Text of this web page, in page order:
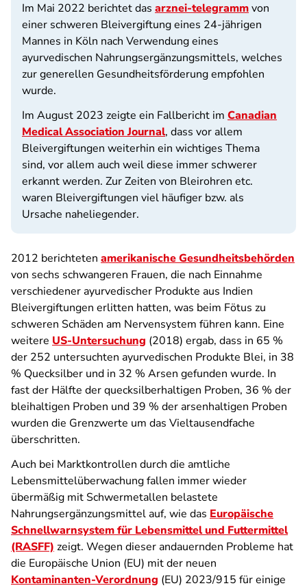
Im Mai 2022 berichtet das arznei-telegrammvon
einer schweren Bleivergiftung eines 24-jährigen
Mannes in Köln nach Verwendung eines
ayurvedischen Nahrungsergänzungsmittels, welches
zur generellen Gesundheitsförderung empfohlen
wurde.
Im August 2023 zeigte ein Fallbericht im Canadian
Medical Association Journal, dass vor allem
Bleivergiftungen weiterhin ein wichtiges Thema
sind, vor allem auch weil diese immer schwerer
erkannt werden. Zur Zeiten von Bleirohren etc.
waren Bleivergiftungen viel häufiger bzw. als
Ursache naheliegender.
2012 berichteten amerikanische Gesundheitsbehörden
von sechs schwangeren Frauen, die nach Einnahme
verschiedener ayurvedischer Produkte aus Indien
Bleivergiftungen erlitten hatten, was beim Fötus zu
schweren Schäden am Nervensystem führen kann. Eine
weitere US-Untersuchung (2018) ergab, dass in 65 %
der 252 untersuchten ayurvedischen Produkte Blei, in 38
% Quecksilber und in 32 % Arsen gefunden wurde. In
fast der Hälfte der quecksilberhaltigen Proben, 36 % der
bleihaltigen Proben und 39 % der arsenhaltigen Proben
wurden die Grenzwerte um das Vieltausendfache
überschritten.
Auch bei Marktkontrollen durch die amtliche
Lebensmittelüberwachung fallen immer wieder
übermäßig mit Schwermetallen belastete
Nahrungsergänzungsmittel auf, wie das Europäische
Schnellwarnsystem für Lebensmittel und Futtermittel
(RASFF) zeigt. Wegen dieser andauernden Probleme hat
die Europäische Union (EU) mit der neuen
Kontaminanten-Verordnung (EU) 2023/915 für einige